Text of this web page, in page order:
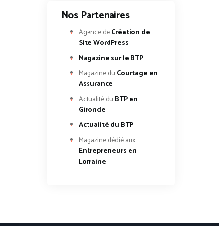
Nos Partenaires
Agence deCréation de
Site WordPress
Magazine sur le BTP
Magazine du Courtage en
Assurance
Actualité du BTP en
Gironde
Actualité du BTP
Magazine dédié aux
Entrepreneurs en
Lorraine